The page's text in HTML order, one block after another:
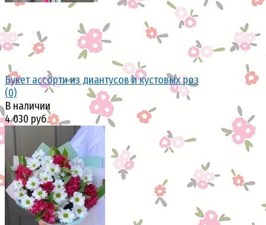
избранное сравнить
Букет ассорти из диантусов и кустовых роз
(0)
В наличии
4 030 руб.